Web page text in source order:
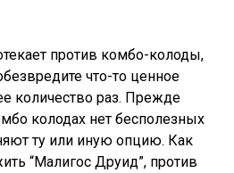
против комбо-колоды,
что-то ценное
количество раз. Прежде
колодах нет бесполезных
ту или иную опцию. Как
“Малигос Друид”, против